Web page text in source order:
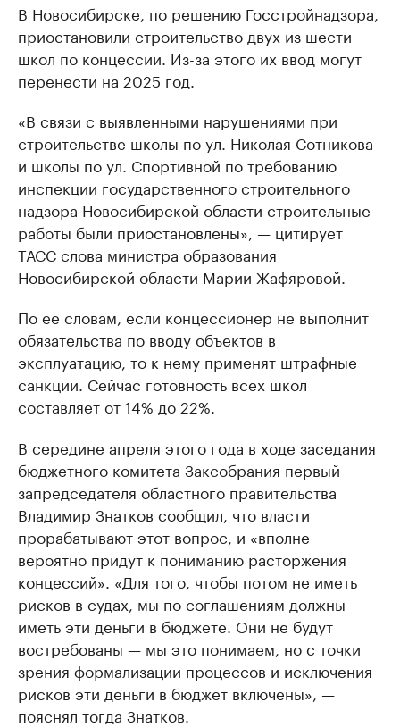
В Новосибирске, по решению Госстройнадзора,
приостановили строительство двух из шести
школ по концессии. Из-за этого их ввод могут
перенести на 2025 год.
«В связи с выявленными нарушениями при
строительстве школы по ул. Николая Сотникова
и школы по ул. Спортивной по требованию
инспекции государственного строительного
надзора Новосибирской области строительные
работы были приостановлены», — цитирует
ТАССслова министра образования
Новосибирской области Марии Жафяровой.
По ее словам, если концессионер не выполнит
обязательства по вводу объектов в
эксплуатацию, то к нему применят штрафные
санкции. Сейчас готовность всех школ
составляет от 14% до 22%.
В середине апреля этого года в ходе заседания
бюджетного комитета Заксобрания первый
запредседателя областного правительства
Владимир Знатков сообщил, что власти
прорабатывают этот вопрос, и «вполне
вероятно придут к пониманию расторжения
концессий». «Для того, чтобы потом не иметь
рисков в судах, мы по соглашениям должны
иметь эти деньги в бюджете. Они не будут
востребованы — мы это понимаем, но с точки
зрения формализации процессов и исключения
рисков эти деньги в бюджет включены», —
пояснял тогда Знатков.